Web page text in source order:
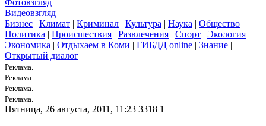
Фотовзгляд
Видеовзгляд
Бизнес | Климат | Криминал | Культура | Наука | Общество |
Политика | Происшествия | Развлечения | Спорт | Экология |
Экономика | Отдыхаем в Коми | ГИБДД online | Знание |
Открытый диалог
Реклама.
Реклама.
Реклама.
Реклама.
Пятница, 26 августа, 2011, 11:23 3318 1